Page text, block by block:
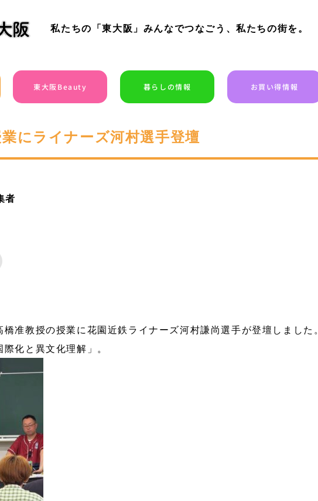
私たちの「東大阪」みんなでつなごう、私たちの街を。
東大阪Beauty 暮らしの情報 お買い得情報
にライナーズ河村選手登壇
者
准教授の授業に花園近鉄ライナーズ河村謙尚選手が登壇しました。
化と異文化理解」。